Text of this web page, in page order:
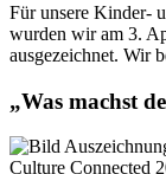
Für unsere Kinder-
wurden wir am 3.
ausgezeichnet. Wir
„Was machst